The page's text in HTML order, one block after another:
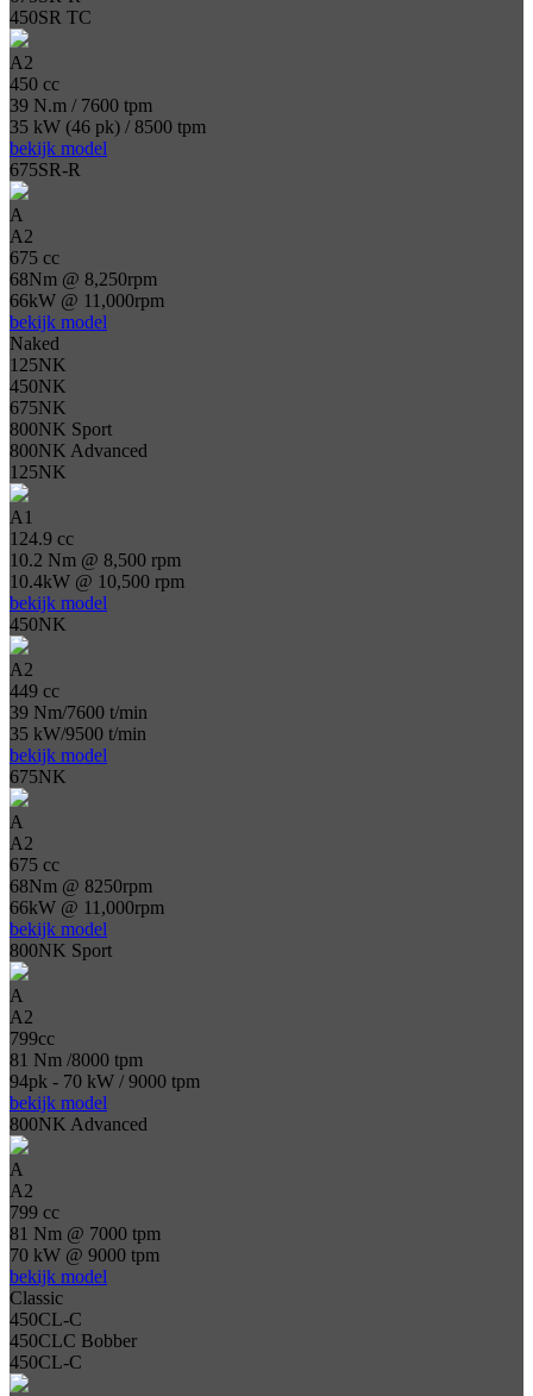
450SR TC
A2
450 cc
39 N.m / 7600 tpm
35 kW (46 pk) / 8500 tpm
bekijk model
675SR-R
A
A2
675 cc
68Nm @ 8,250rpm
66kW @ 11,000rpm
bekijk model
Naked
125NK
450NK
675NK
800NK Sport
800NK Advanced
125NK
A1
124.9 cc
10.2 Nm @ 8,500 rpm
10.4kW @ 10,500 rpm
bekijk model
450NK
A2
449 cc
39 Nm/7600 t/min
35 kW/9500 t/min
bekijk model
675NK
A
A2
675 cc
68Nm @ 8250rpm
66kW @ 11,000rpm
bekijk model
800NK Sport
A
A2
799cc
81 Nm /8000 tpm
94pk - 70 kW / 9000 tpm
bekijk model
800NK Advanced
A
A2
799 cc
81 Nm @ 7000 tpm
70 kW @ 9000 tpm
bekijk model
Classic
450CL-C
450CLC Bobber
450CL-C